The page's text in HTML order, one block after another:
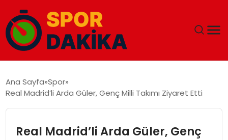
DÜNYA
Ana Sayfa Spor
Real Madrid’li Arda Güler, Genç Milli Takımı Ziyaret Etti
Real Madrid’li Arda Güler, Genç